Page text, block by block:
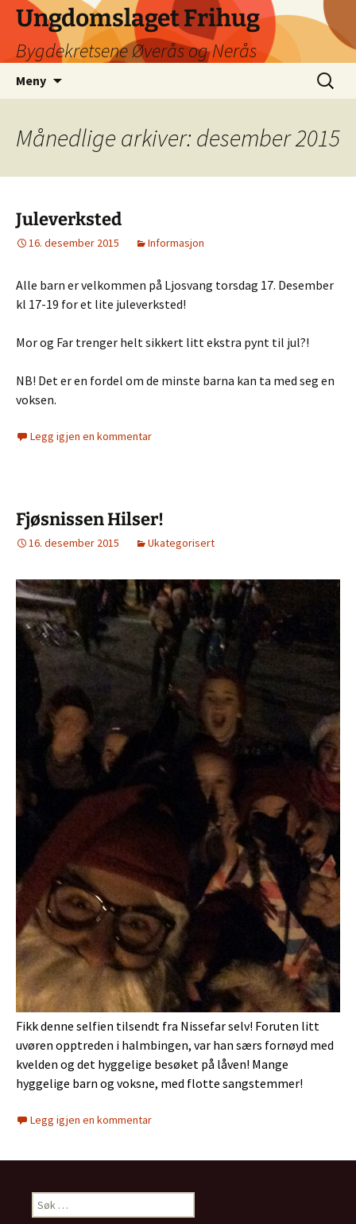
Hopp
innhold
Ungdomslaget Frihug
Bygdekretsene Øverås og Nerås
Meny
Søk
etter:
Månedlige arkiver: desember 2015
Juleverksted
16. desember 2015 Informasjon
Alle barn er velkommen på Ljosvang torsdag 17. Desember
kl 17-19 for et lite juleverksted!
Mor og Far trenger helt sikkert litt ekstra pynt til jul?!
NB! Det er en fordel om de minste barna kan ta med seg en
voksen.
Legg igjen en kommentar
Fjøsnissen Hilser!
16. desember 2015 Ukategorisert
Fikk denne selfien tilsendt fra Nissefar selv! Foruten litt
uvøren opptreden i halmbingen, var han særs fornøyd med
kvelden og det hyggelige besøket på låven! Mange
hyggelige barn og voksne, med flotte sangstemmer!
Legg igjen en kommentar
Søk
etter: